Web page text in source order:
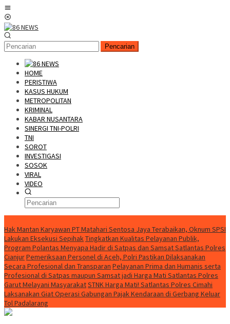
Loncat
ke
konten
Pencarian
HOME
PERISTIWA
KASUS HUKUM
METROPOLITAN
KRIMINAL
KABAR NUSANTARA
SINERGI TNI-POLRI
TNI
SOROT
INVESTIGASI
SOSOK
VIRAL
VIDEO
Hak Mantan Karyawan PT Matahari Sentosa Jaya Terabaikan, Oknum SPSI
Lakukan Eksekusi SepihakTingkatkan Kualitas Pelayanan Publik,
Program Polantas Menyapa Hadir di Satpas dan Samsat Satlantas Polres
CianjurPemeriksaan Personel di Aceh, Polri Pastikan Dilaksanakan
Secara Profesional dan Transparan Pelayanan Prima dan Humanis serta
Profesional di Satpas maupun Samsat jadi Harga Mati Satlantas Polres
Garut Melayani MasyarakatSTNK Harga Mati! Satlantas Polres Cimahi
Laksanakan Giat Operasi Gabungan Pajak Kendaraan di Gerbang Keluar
Tol Padalarang